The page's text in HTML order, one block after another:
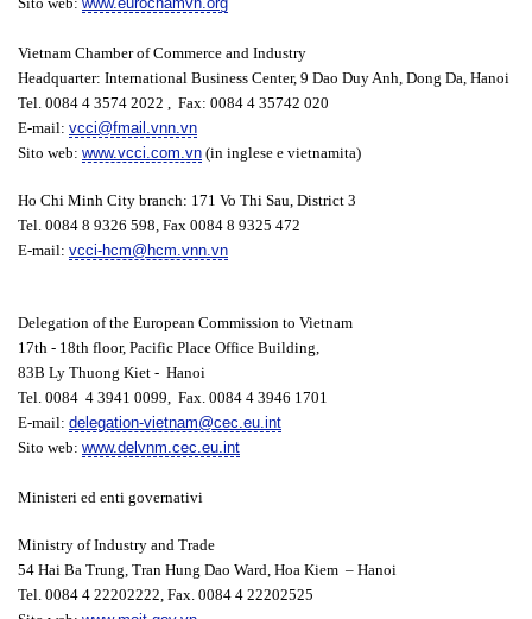
Vietnam Chamber of Commerce and Industry
Headquarter: International Business Center, 9 Dao Duy Anh, Dong Da, Hanoi
Tel. 0084 4 3574 2022 , Fax: 0084 4 35742 020
E-mail: vcci@fmail.vnn.vn
Sito web: www.vcci.com.vn (in inglese e vietnamita)
Ho Chi Minh City branch: 171 Vo Thi Sau, District 3
Tel. 0084 8 9326 598, Fax 0084 8 9325 472
E-mail: vcci-hcm@hcm.vnn.vn
Delegation of the European Commission to Vietnam
17th - 18th floor, Pacific Place Office Building,
83B Ly Thuong Kiet - Hanoi
Tel. 0084 4 3941 0099, Fax. 0084 4 3946 1701
E-mail: delegation-vietnam@cec.eu.int
Sito web: www.delvnm.cec.eu.int
Ministeri ed enti governativi
Ministry of Industry and Trade
54 Hai Ba Trung, Tran Hung Dao Ward, Hoa Kiem – Hanoi
Tel. 0084 4 22202222, Fax. 0084 4 22202525